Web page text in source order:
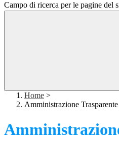
Campo di ricerca per le pagine del
Home >
Amministrazione Trasparente